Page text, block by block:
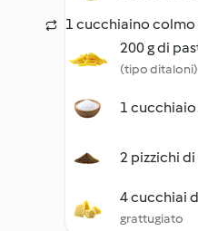
1 cucchiaino
200 g di
(tipo ditaloni)
1
2 pizzichi
4 cucchiai
grattugiato